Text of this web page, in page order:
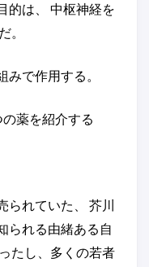
的は、 中枢神経を
。
で作用する。
薬を紹介する
られていた、 芥川
られる由緒ある自
たし、多くの若者